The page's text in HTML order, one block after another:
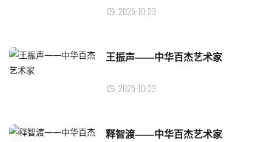
2025-10-23
王振声——中华百杰艺术家
2025-10-23
释智渡——中华百杰艺术家